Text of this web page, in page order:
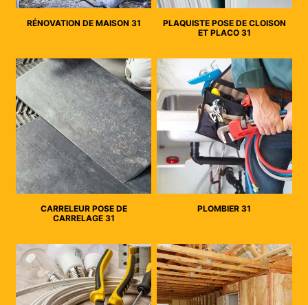
RÉNOVATION DE MAISON 31
PLAQUISTE POSE DE CLOISON
ET PLACO 31
CARRELEUR POSE DE
CARRELAGE 31
PLOMBIER 31